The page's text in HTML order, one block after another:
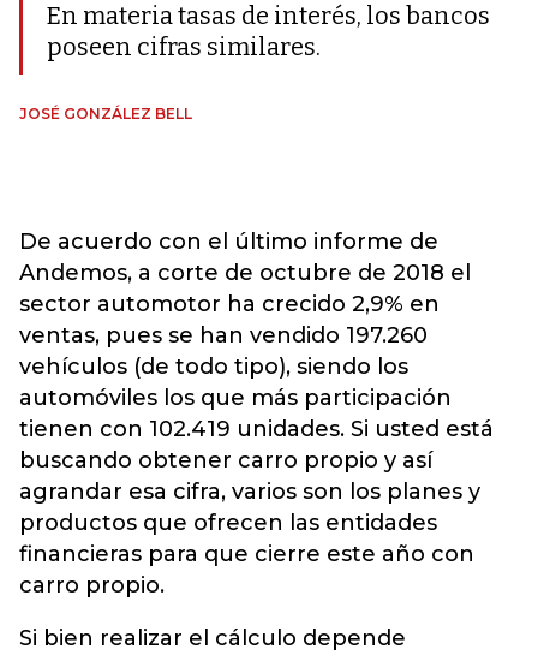
En materia tasas de interés, los bancos
poseen cifras similares.
JOSÉ GONZÁLEZ BELL
De acuerdo con el último informe de
Andemos, a corte de octubre de 2018 el
sector automotor ha crecido 2,9% en
ventas, pues se han vendido 197.260
vehículos (de todo tipo), siendo los
automóviles los que más participación
tienen con 102.419 unidades. Si usted está
buscando obtener carro propio y así
agrandar esa cifra, varios son los planes y
productos que ofrecen las entidades
financieras para que cierre este año con
carro propio.
Si bien realizar el cálculo depende